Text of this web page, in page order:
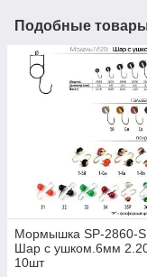
Подобные
Мормышка SP-2860-
Шар с ушком.6мм
10шт